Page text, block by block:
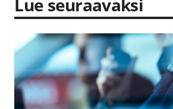
Lue seuraavaksi